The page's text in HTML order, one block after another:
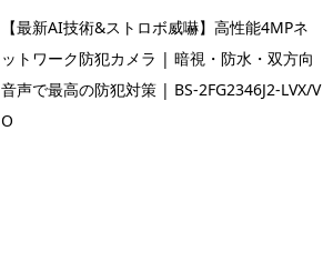
【最新AI技術&ストロボ威嚇】高性能4MPネ
ットワーク防犯カメラ | 暗視・防水・双方向
音声で最高の防犯対策 | BS-2FG2346J2-LVX/V
O